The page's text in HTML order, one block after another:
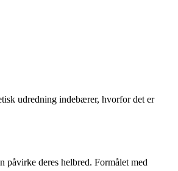
udredning indebærer, hvorfor det er
påvirke deres helbred. Formålet med